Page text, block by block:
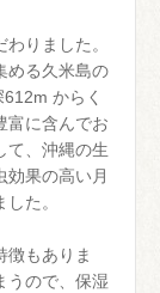
りました。
める久米島の
からく
富に含んでお
て、沖縄の生
効果の高い月
た。
徴もありま
うので、保湿